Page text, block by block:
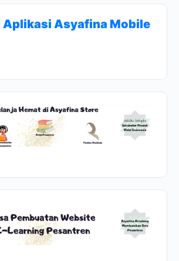
Aplikasi Asyafina Mobile